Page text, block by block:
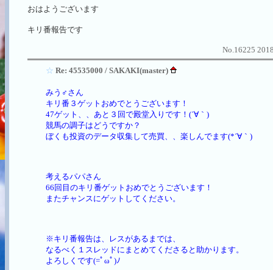
おはようございます
キリ番報告です
No.16225
☆ Re: 45535000 / SAKAKI(master)
みう♂さん
キリ番３ゲットおめでとうございます！
47ゲット、、あと３回で殿堂入りです！(´∀｀)
競馬の調子はどうですか？
ぼくも投資のデータ収集して売買、、楽しんでます(*´∀｀)
考えるパパさん
66回目のキリ番ゲットおめでとうございます！
またチャンスにゲットしてください。
※キリ番報告は、レスがあるまでは、
なるべく１スレッドにまとめてくださると助かります。
よろしくです(=ﾟωﾟ)ﾉ